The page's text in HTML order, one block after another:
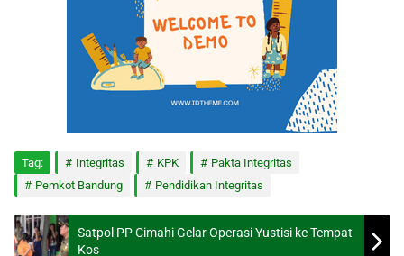
Tag: Integritas KPK
Pakta Integritas
Pemkot Bandung
Pendidikan Integritas
Satpol PP Cimahi Gelar Operasi Yustisi ke Tempat
Kos